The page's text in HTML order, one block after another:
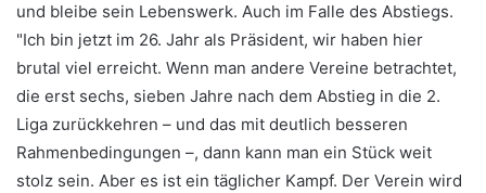
und bleibe sein Lebenswerk. Auch im Falle des Abstiegs.
"Ich bin jetzt im 26. Jahr als Präsident, wir haben hier
brutal viel erreicht. Wenn man andere Vereine betrachtet,
die erst sechs, sieben Jahre nach dem Abstieg in die 2.
Liga zurückkehren – und das mit deutlich besseren
Rahmenbedingungen –, dann kann man ein Stück weit
stolz sein. Aber es ist ein täglicher Kampf. Der Verein wird